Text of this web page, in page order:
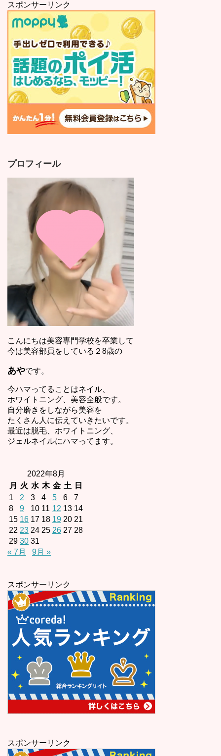
スポンサーリンク
プロフィール
こんにちは美容専門学校を卒業して
今は美容部員をしている２8歳の
あやです。
今ハマってることはネイル、
ホワイトニング、美容全般です。
自分磨きをしながら美容を
たくさん人に伝えていきたいです。
最近は脱毛、ホワイトニング、
ジェルネイルにハマってます。
2022年8月
月
火 水 木 金 土
日
1
2 3 4 5 6
7
8
9 10 11 12 13 14
15 16 17 18 19 20 21
22 23 24 25 26 27 28
29 30 31
« 7月
9月 »
スポンサーリンク
スポンサーリンク